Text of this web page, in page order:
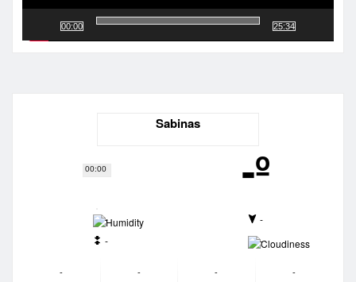
00:00
00:00
25:34
Sabinas
-º
-
-
-
-
-
-
-
-